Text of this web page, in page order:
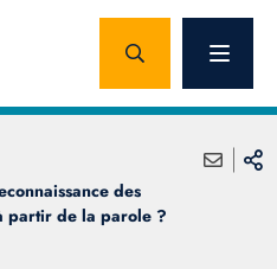
des
partir de la parole ?